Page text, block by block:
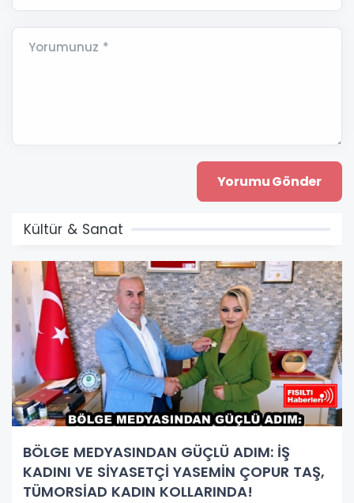
Yorumunuz *
Kültür & Sanat
BÖLGE MEDYASINDAN GÜÇLÜ ADIM: İŞ
KADINI VE SİYASETÇİ YASEMİN ÇOPUR TAŞ,
TÜMORSİAD KADIN KOLLARINDA!